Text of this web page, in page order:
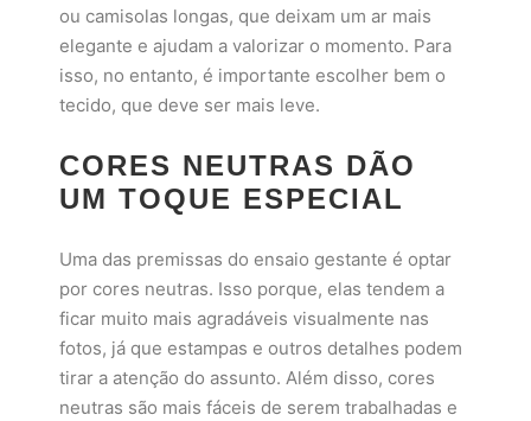
ou camisolas longas, que deixam um ar mais
elegante e ajudam a valorizar o momento. Para
isso, no entanto, é importante escolher bem o
tecido, que deve ser mais leve.
CORES NEUTRAS DÃO
UM TOQUE ESPECIAL
Uma das premissas do ensaio gestante é optar
por cores neutras. Isso porque, elas tendem a
ficar muito mais agradáveis visualmente nas
fotos, já que estampas e outros detalhes podem
tirar a atenção do assunto. Além disso, cores
neutras são mais fáceis de serem trabalhadas e